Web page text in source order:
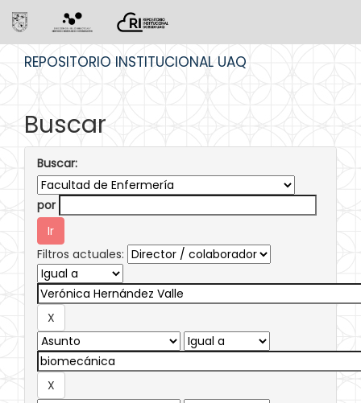
REPOSITORIO INSTITUCIONAL UAQ
Buscar
Buscar:
por
Filtros actuales: